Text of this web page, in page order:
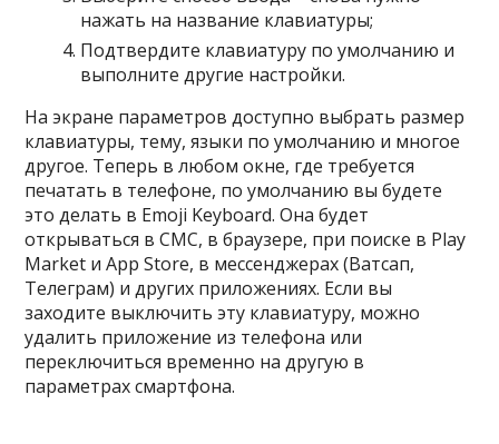
нажать на название клавиатуры;
Подтвердите клавиатуру по умолчанию и
выполните другие настройки.
На экране параметров доступно выбрать размер
клавиатуры, тему, языки по умолчанию и многое
другое. Теперь в любом окне, где требуется
печатать в телефоне, по умолчанию вы будете
это делать в Emoji Keyboard. Она будет
открываться в СМС, в браузере, при поиске в Play
Market и App Store, в мессенджерах (Ватсап,
Телеграм) и других приложениях. Если вы
заходите выключить эту клавиатуру, можно
удалить приложение из телефона или
переключиться временно на другую в
параметрах смартфона.